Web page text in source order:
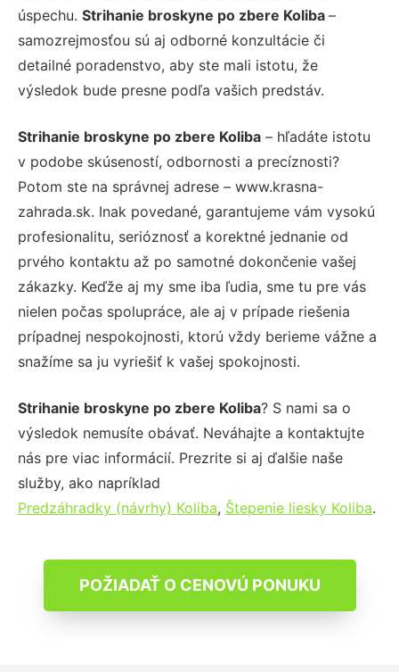
úspechu. Strihanie broskyne po zbere Koliba –
samozrejmosťou sú aj odborné konzultácie či
detailné poradenstvo, aby ste mali istotu, že
výsledok bude presne podľa vašich predstáv.
Strihanie broskyne po zbere Koliba – hľadáte istotu
v podobe skúseností, odbornosti a precíznosti?
Potom ste na správnej adrese – www.krasna-
zahrada.sk. Inak povedané, garantujeme vám vysokú
profesionalitu, serióznosť a korektné jednanie od
prvého kontaktu až po samotné dokončenie vašej
zákazky. Keďže aj my sme iba ľudia, sme tu pre vás
nielen počas spolupráce, ale aj v prípade riešenia
prípadnej nespokojnosti, ktorú vždy berieme vážne a
snažíme sa ju vyriešiť k vašej spokojnosti.
Strihanie broskyne po zbere Koliba? S nami sa o
výsledok nemusíte obávať. Neváhajte a kontaktujte
nás pre viac informácií. Prezrite si aj ďalšie naše
služby, ako napríklad
Predzáhradky (návrhy) Koliba, Štepenie liesky Koliba.
POŽIADAŤ O CENOVÚ PONUKU